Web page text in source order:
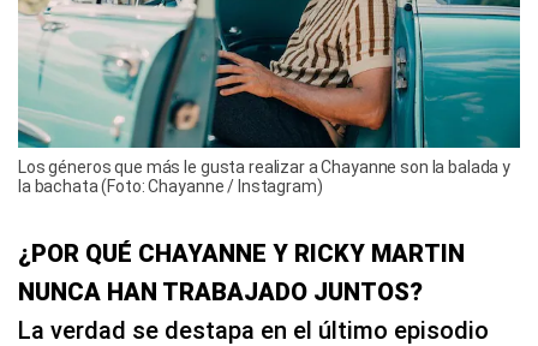
Los géneros que más le gusta realizar a Chayanne son la balada y
la bachata (Foto: Chayanne / Instagram)
¿POR QUÉ CHAYANNE Y RICKY MARTIN
NUNCA HAN TRABAJADO JUNTOS?
La verdad se destapa en el último episodio